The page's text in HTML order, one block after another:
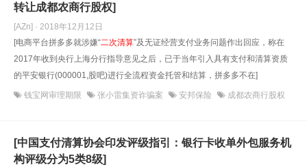
转让成都农商行股权]
[AZn] · 2018年12月12日
[电商平台拼多多就涉嫌“二次清算”及无证经营支付业务问题作出回应，称在
2017年收到央行上海分行指导意见之后，已于当年引入具有支付和清算资质
的平安银行(000001,股吧)进行全流程资金托管和结算，拼多多不在]
钱宝网审理期限 张小雷集资诈骗案 安邦保险 成都农商行股权
[中国支付清算协会印发评级指引：银行卡收单外包服务机
构评级分为5类8级]